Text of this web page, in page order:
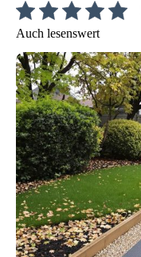
Auch lesenswert